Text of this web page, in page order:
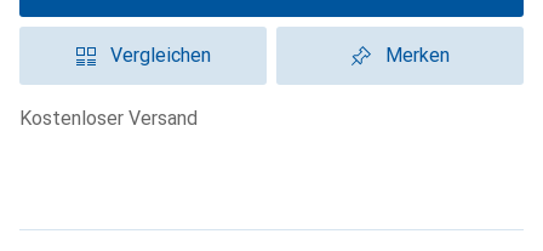
Vergleichen Merken
kostenloser Versand